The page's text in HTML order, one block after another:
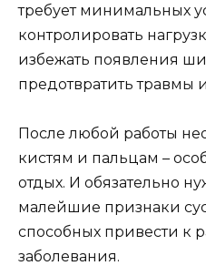
требует минимальных
контролировать
избежать появления
предотвратить травмы
После любой работы
кистям и пальцам –
отдых. И обязательно
малейшие признаки
способных привести к
заболевания.